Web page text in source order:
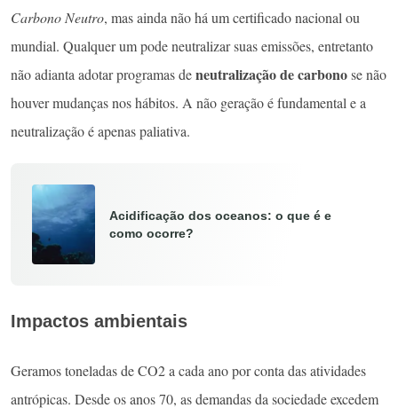
Carbono Neutro, mas ainda não há um certificado nacional ou
mundial. Qualquer um pode neutralizar suas emissões, entretanto
não adianta adotar programas deneutralização de carbonose não
houver mudanças nos hábitos. A não geração é fundamental e a
neutralização é apenas paliativa.
Acidificação dos oceanos: o que é e
como ocorre?
Impactos ambientais
Geramos toneladas de CO2 a cada ano por conta das atividades
antrópicas. Desde os anos 70, as demandas da sociedade excedem